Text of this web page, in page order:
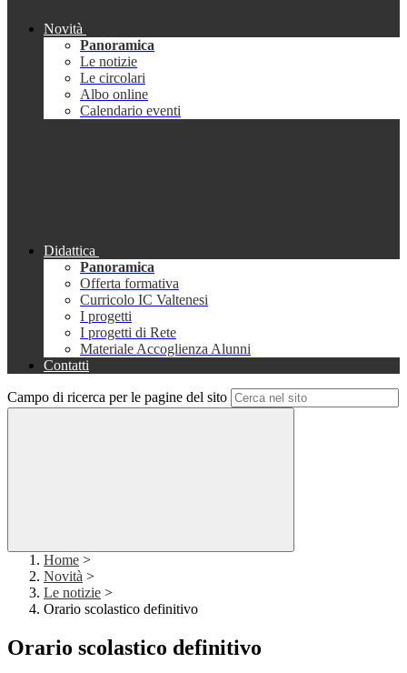
Novità
Panoramica
Le notizie
Le circolari
Albo online
Calendario eventi
Didattica
Panoramica
Offerta formativa
Curricolo IC Valtenesi
I progetti
I progetti di Rete
Materiale Accoglienza Alunni
Contatti
Campo di ricerca per le pagine del sito
Home >
Novità >
Le notizie >
Orario scolastico definitivo
Orario scolastico definitivo